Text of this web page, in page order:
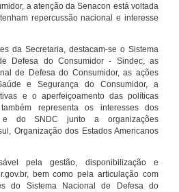
a atenção da Senacon está voltada
repercussão nacional e interesse
da Secretaria, destacam-se o Sistema
Defesa do Consumidor - Sindec, as
de Defesa do Consumidor, as ações
e Segurança do Consumidor, a
e o aperfeiçoamento das políticas
representa os interesses dos
e do SNDC junto a organizações
Organização dos Estados Americanos
pela gestão, disponibilização e
bem como pela articulação com
do Sistema Nacional de Defesa do